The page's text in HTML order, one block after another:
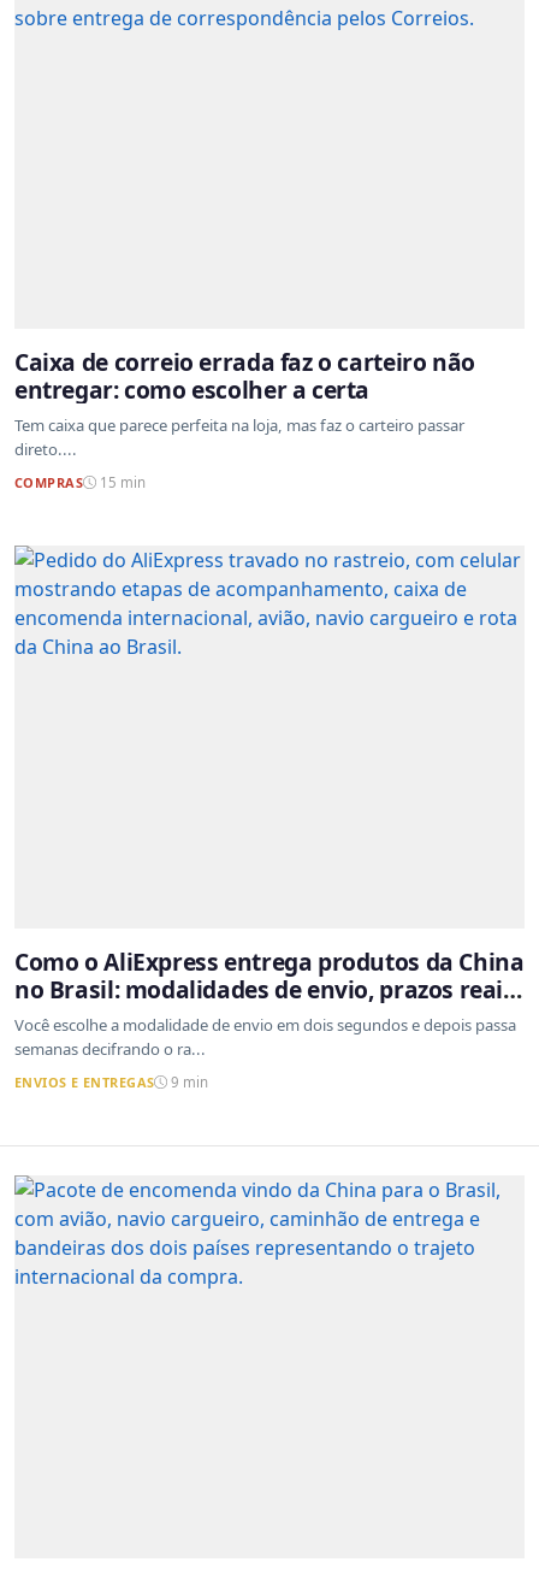
Caixa de correio errada faz o carteiro não
entregar: como escolher a certa
Tem caixa que parece perfeita na loja, mas faz o carteiro passar
direto....
COMPRAS 15 min
Como o AliExpress entrega produtos da China
no Brasil: modalidades de envio, prazos reais
e o que a Cainiao tem a ver com isso
Você escolhe a modalidade de envio em dois segundos e depois passa
semanas decifrando o ra...
ENVIOS E ENTREGAS 9 min